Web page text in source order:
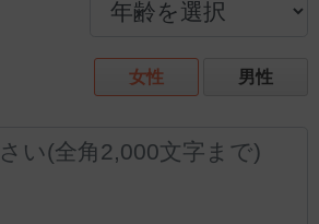
女性 男性